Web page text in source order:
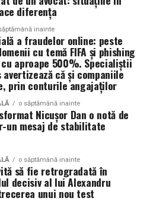
în portofoliu.
în vânzări și relații cu
că oamenii cumpără
iar asta înseamnă că
la fel de mult ca produsul.
este specialist în fotografie si
că domeniul ei este dominat
ei ca profesionistă este, în
servicii de consiliere de cuplu
cu oameni care încearcă
crede că autenticitatea
diferența
inainte
a fraudelor online: peste
cu temă FIFA și phishing
aproape 500%. Specialiștii
avertizează că și companiile
prin conturile angajaților
o săptămână inainte
Nicușor Dan o notă de
un mesaj de stabilitate
o săptămână inainte
să fie retrogradată în
decisiv al lui Alexandru
unui nou test